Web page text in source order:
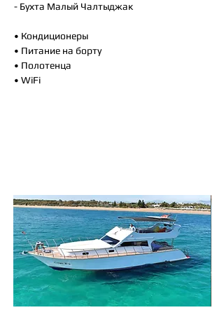
- Бухта Малый Чалтыджак
• Кондиционеры
• Питание на борту
• Полотенца
• WiFi